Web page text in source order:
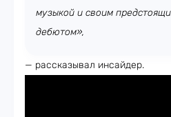
музыкой и своим
дебютом»,
— рассказывал инсайдер.